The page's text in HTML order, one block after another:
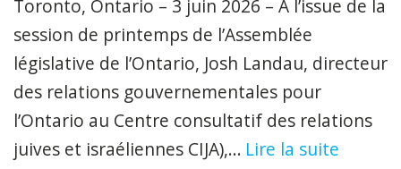
Toronto, Ontario – 3 juin 2026 – À l’issue de la
session de printemps de l’Assemblée
législative de l’Ontario, Josh Landau, directeur
des relations gouvernementales pour
l’Ontario au Centre consultatif des relations
juives et israéliennes CIJA),... Lire la suite